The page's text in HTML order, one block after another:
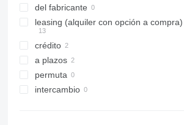
del fabricante
leasing (alquiler con opción a compra)
crédito
a plazos
permuta
intercambio